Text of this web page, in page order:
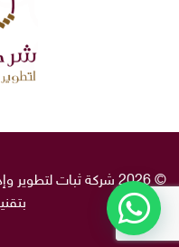
© 2026 شركة ثبات